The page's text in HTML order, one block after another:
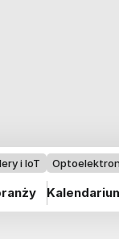
i IoT